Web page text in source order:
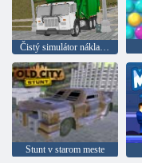
Čistý simulátor nákladného automobilu na ostrove
Stunt v starom meste